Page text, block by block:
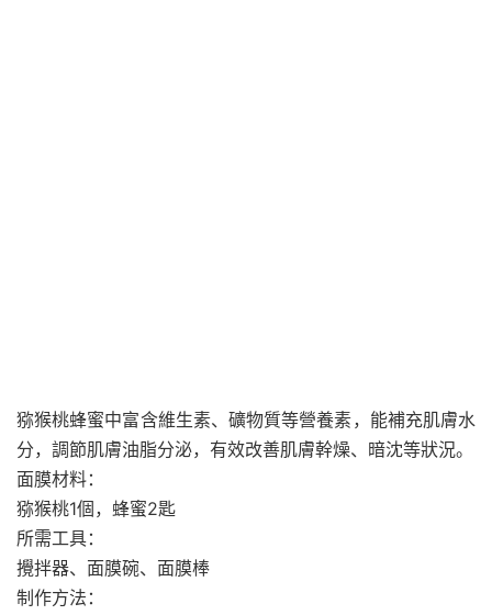
猕猴桃蜂蜜中富含維生素、礦物質等營養素，能補充肌膚水
分，調節肌膚油脂分泌，有效改善肌膚幹燥、暗沈等狀況。
面膜材料：
猕猴桃1個，蜂蜜2匙
所需工具：
攪拌器、面膜碗、面膜棒
制作方法：